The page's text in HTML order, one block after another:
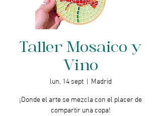
Taller Mosaico y
Vino
lun, 14 sept
  |
Madrid
¡Donde el arte se mezcla con el placer de
compartir una copa!